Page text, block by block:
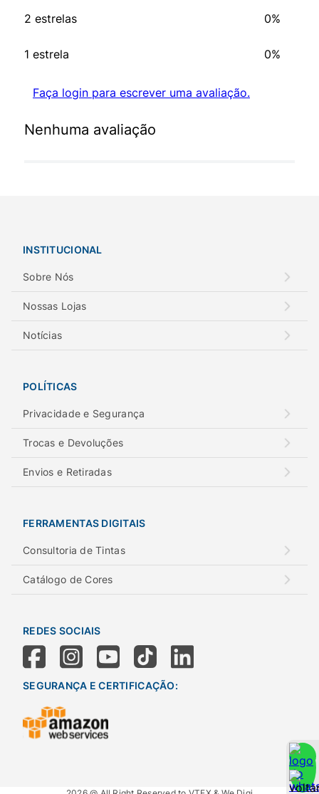
2 estrelas 0%
1 estrela 0%
Faça login para escrever uma avaliação.
Nenhuma avaliação
INSTITUCIONAL
Sobre Nós
Nossas Lojas
Notícias
POLÍTICAS
Privacidade e Segurança
Trocas e Devoluções
Envios e Retiradas
FERRAMENTAS DIGITAIS
Consultoria de Tintas
Catálogo de Cores
REDES SOCIAIS
SEGURANÇA E CERTIFICAÇÃO: